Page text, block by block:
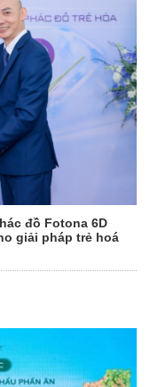
đồ Fotona 6D
giải pháp trẻ hoá